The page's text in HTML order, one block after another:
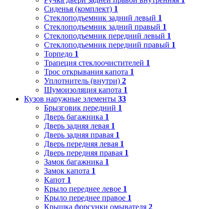
Сиденья (комплект) 1
Стеклоподъемник задний левый 1
Стеклоподъемник задний правый 1
Стеклоподъемник передний левый 1
Стеклоподъемник передний правый 1
Торпедо 1
Трапеция стеклоочистителей 1
Трос открывания капота 1
Уплотнитель (внутри) 2
Шумоизоляция капота 1
Кузов наружные элементы 33
Брызговик передний 1
Дверь багажника 1
Дверь задняя левая 1
Дверь задняя правая 1
Дверь передняя левая 1
Дверь передняя правая 1
Замок багажника 1
Замок капота 1
Капот 1
Крыло переднее левое 1
Крыло переднее правое 1
Крышка форсунки омывателя 2